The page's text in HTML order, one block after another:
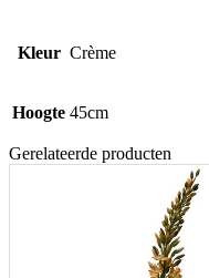
Kleur Crème
Hoogte 45cm
Gerelateerde producten